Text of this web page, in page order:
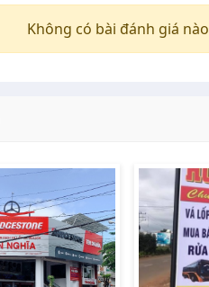
Không có bài đánh giá nào